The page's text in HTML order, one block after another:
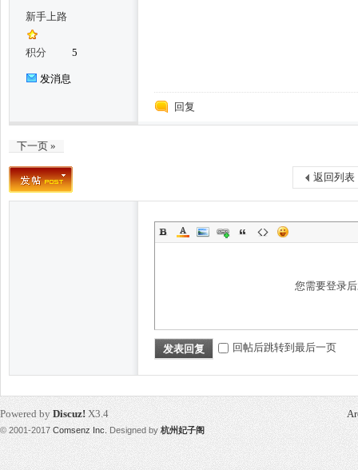
坛
新手上路
积分 5
发消息
回复
下一页 »
返回列表
您需要登录
发表回复 回帖后跳转到最后一页
Powered by Discuz! X3.4
© 2001-2017 Comsenz Inc. Designed by 杭州妃子阁